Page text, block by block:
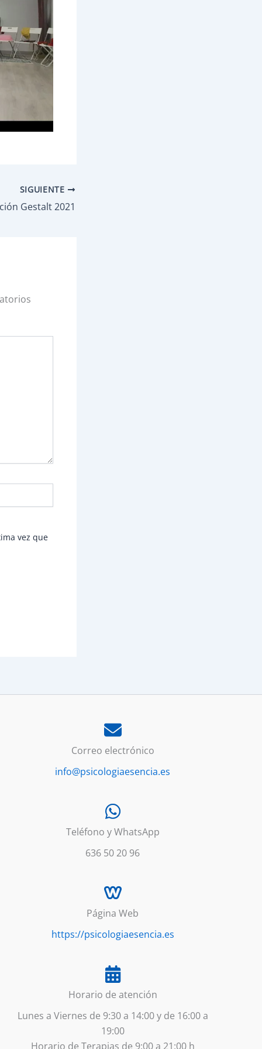
SIGUIENTE
Gestalt 2021
vez que
Correo electrónico
info@psicologiaesencia.es
Teléfono y WhatsApp
636 50 20 96
Página Web
https://psicologiaesencia.es
Horario de atención
Lunes a Viernes de 9:30 a 14:00 y de 16:00 a
19:00
Horario de Terapias de 9:00 a 21:00 h